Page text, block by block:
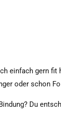
einfach gern
oder schon
Du